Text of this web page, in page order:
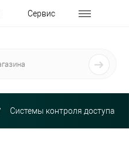
Сервис
Системы контроля доступа